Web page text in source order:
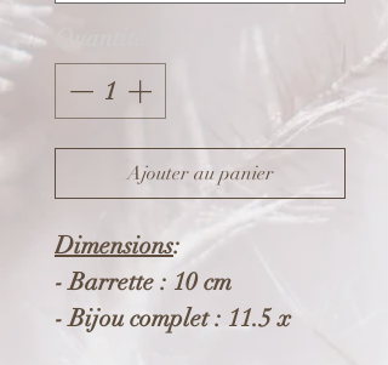
Ajouter au panier
Dimensions:
- Barrette : 10 cm
- Bijou complet : 11.5 x